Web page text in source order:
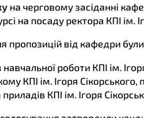
на черговому засіданні
на посаду ректора КПІ ім.
пропозицій від кафедри
роботи КПІ ім.
КПІ ім. Ігоря
КПІ ім. Ігоря